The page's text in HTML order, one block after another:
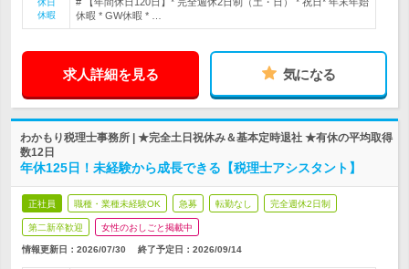
休日
休暇
休暇 * GW休暇 * …
求人詳細を見る 気になる
わかもり税理士事務所 | ★完全土日祝休み＆基本定時退社 ★有休の平均取得
数12日
年休125日！未経験から成長できる【税理士アシスタント】
正社員 職種・業種未経験OK 急募 転勤なし 完全週休2日制
第二新卒歓迎 女性のおしごと掲載中
情報更新日：2026/07/30 終了予定日： 2026/09/14